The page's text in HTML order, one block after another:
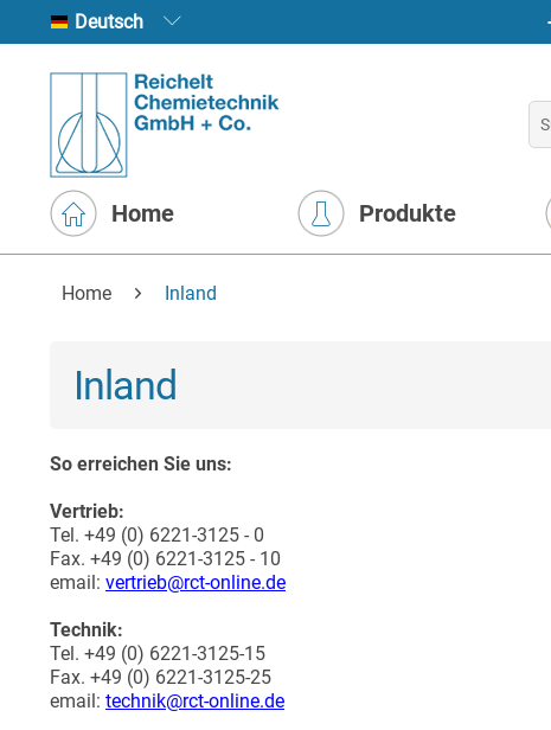
Deutsch
Home Produkte
Home Inland
Inland
So erreichen Sie uns:
Vertrieb:
Tel. +49 (0) 6221-3125 - 0
Fax. +49 (0) 6221-3125 - 10
email: vertrieb@rct-online.de
Technik:
Tel. +49 (0) 6221-3125-15
Fax. +49 (0) 6221-3125-25
email: technik@rct-online.de